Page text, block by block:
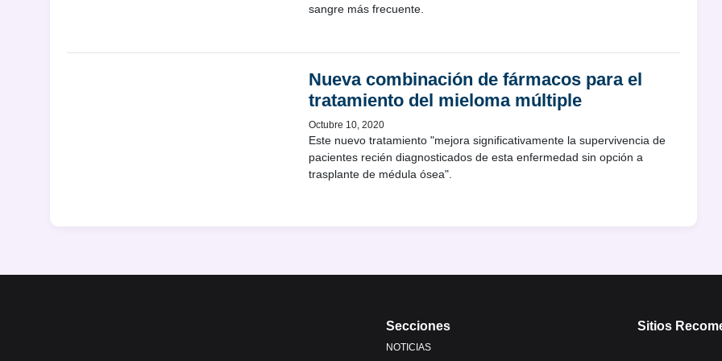
sangre más frecuente.
Nueva combinación de fármacos para el
tratamiento del mieloma múltiple
Octubre 10, 2020
Este nuevo tratamiento "mejora significativamente la supervivencia de
pacientes recién diagnosticados de esta enfermedad sin opción a
trasplante de médula ósea".
Secciones
NOTICIAS
Sitios